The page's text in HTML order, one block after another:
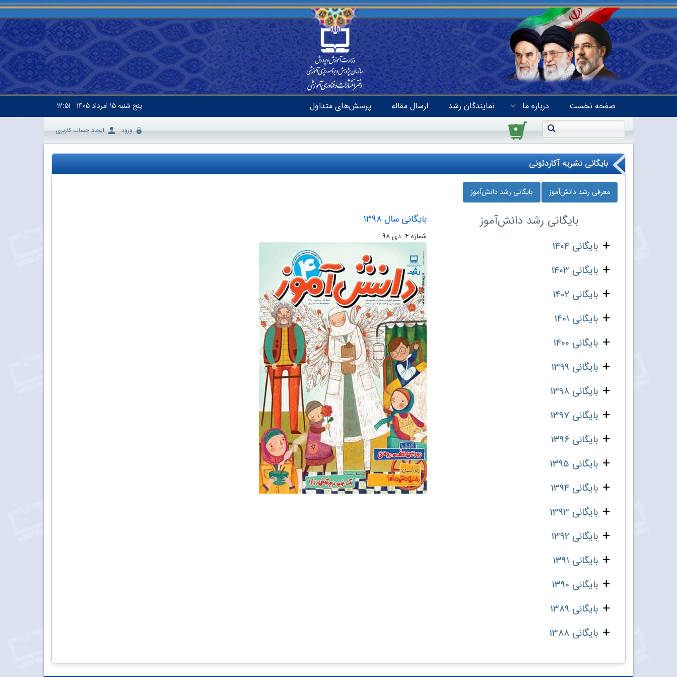
صفحه نخست درباره ما نمایندگان رشد ارسال مقاله پرسش‌های متداول پنج شنبه۱۵ اَمرداد ۱۴۰۵ ۱۲:۵۱
۰ ورود ایجاد حساب کاربری
بایگانی نشریه آکاردئونی
معرفی رشد دانش‌آموز بایگانی رشد دانش‌آموز
بایگانی رشد دانش‌آموز
بایگانی 1404
بایگانی 1403
بایگانی 1402
بایگانی 1401
بایگانی 1400
بایگانی 1399
بایگانی 1398
بایگانی 1397
بایگانی 1396
بایگانی 1395
بایگانی 1394
بایگانی 1393
بایگانی 1392
بایگانی 1391
بایگانی 1390
بایگانی 1389
بایگانی 1388
بایگانی سال 1398
شماره ۴. دی ۹۸